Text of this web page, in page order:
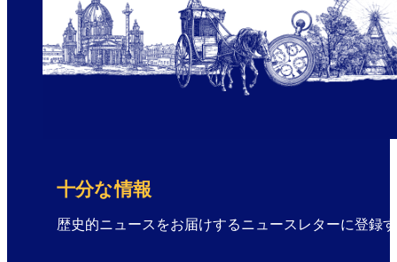
1
世
の
美
。
十分な情報
歴史的ニュースをお届けするニュースレターに登録